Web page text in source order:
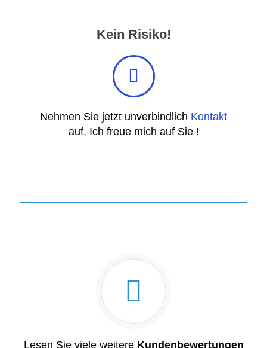
Kein Risiko!
Nehmen Sie jetzt unverbindlich Kontakt
auf. Ich freue mich auf Sie !
Lesen Sie viele weitere Kundenbewertungen